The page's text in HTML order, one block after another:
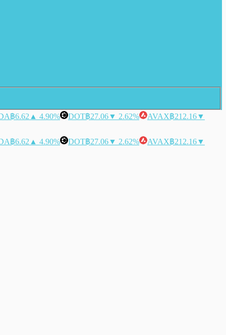
฿6.62 ▲ 4.90% DOT฿27.06▼ 2.62% AVAX฿212.16▼
฿6.62 ▲ 4.90% DOT฿27.06▼ 2.62% AVAX฿212.16▼